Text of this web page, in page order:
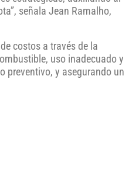
señala Jean Ramalho,
costos a través de la
uso inadecuado y
preventivo, y asegurando un